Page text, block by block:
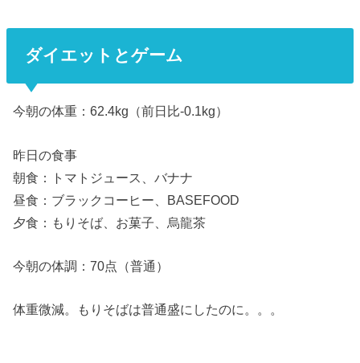
ダイエットとゲーム
今朝の体重：62.4kg（前日比-0.1kg）
昨日の食事
朝食：トマトジュース、バナナ
昼食：ブラックコーヒー、BASEFOOD
夕食：もりそば、お菓子、烏龍茶
今朝の体調：70点（普通）
体重微減。もりそばは普通盛にしたのに。。。